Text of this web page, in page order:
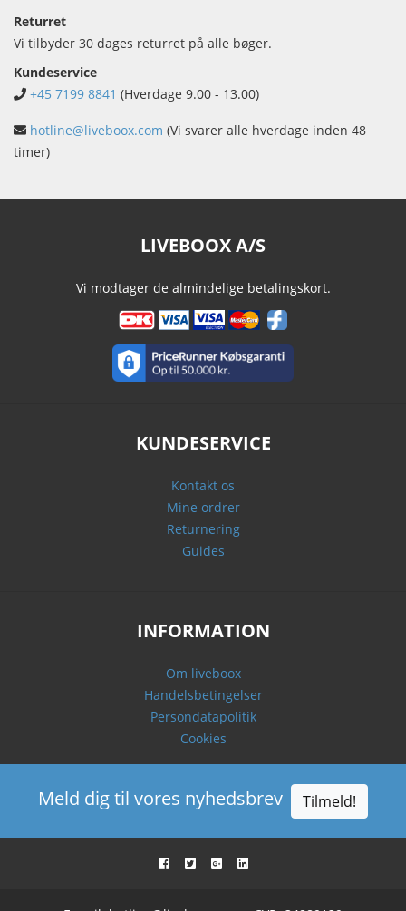
Returret
Vi tilbyder 30 dages returret på alle bøger.
Kundeservice
+45 7199 8841 (Hverdage 9.00 - 13.00)
hotline@liveboox.com (Vi svarer alle hverdage inden 48
timer)
LIVEBOOX A/S
Vi modtager de almindelige betalingskort.
KUNDESERVICE
Kontakt os
Mine ordrer
Returnering
Guides
INFORMATION
Om liveboox
Handelsbetingelser
Persondatapolitik
Cookies
Meld dig til vores nyhedsbrev Tilmeld!